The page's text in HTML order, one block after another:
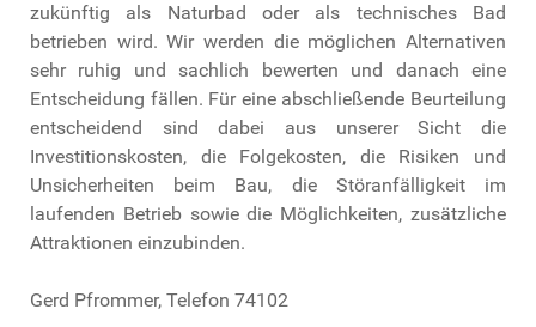
zukünftig als Naturbad oder als technisches Bad
betrieben wird. Wir werden die möglichen Alternativen
sehr ruhig und sachlich bewerten und danach eine
Entscheidung fällen. Für eine abschließende Beurteilung
entscheidend sind dabei aus unserer Sicht die
Investitionskosten, die Folgekosten, die Risiken und
Unsicherheiten beim Bau, die Störanfälligkeit im
laufenden Betrieb sowie die Möglichkeiten, zusätzliche
Attraktionen einzubinden.
Gerd Pfrommer, Telefon 74102